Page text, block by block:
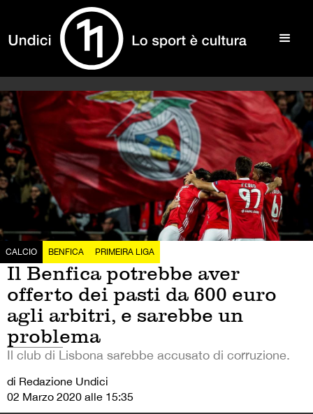
CALCIO BENFICA PRIMEIRA LIGA
Il Benfica potrebbe aver
offerto dei pasti da 600 euro
agli arbitri, e sarebbe un
problema
Il club di Lisbona sarebbe accusato di corruzione.
di Redazione Undici
02 Marzo 2020 alle 15:35